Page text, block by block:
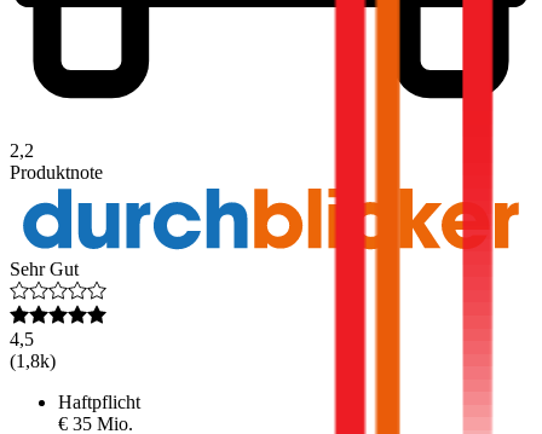
2,2
Produktnote
Sehr Gut
4,5
(1,8k)
Haftpflicht
€ 35 Mio.